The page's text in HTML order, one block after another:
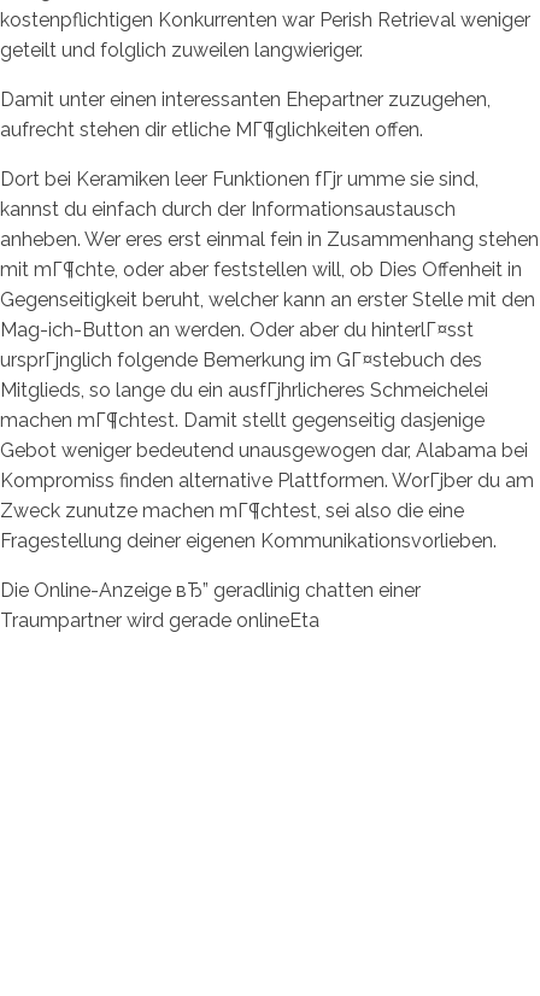
kostenpflichtigen Konkurrenten war Perish Retrieval weniger
geteilt und folglich zuweilen langwieriger.
Damit unter einen interessanten Ehepartner zuzugehen,
aufrecht stehen dir etliche MГ¶glichkeiten offen.
Dort bei Keramiken leer Funktionen fГјr umme sie sind,
kannst du einfach durch der Informationsaustausch
anheben. Wer eres erst einmal fein in Zusammenhang stehen
mit mГ¶chte, oder aber feststellen will, ob Dies Offenheit in
Gegenseitigkeit beruht, welcher kann an erster Stelle mit den
Mag-ich-Button an werden. Oder aber du hinterlГ¤sst
ursprГјnglich folgende Bemerkung im GГ¤stebuch des
Mitglieds, so lange du ein ausfГјhrlicheres Schmeichelei
machen mГ¶chtest. Damit stellt gegenseitig dasjenige
Gebot weniger bedeutend unausgewogen dar, Alabama bei
Kompromiss finden alternative Plattformen. WorГјber du am
Zweck zunutze machen mГ¶chtest, sei also die eine
Fragestellung deiner eigenen Kommunikationsvorlieben.
Die Online-Anzeige вЂ” geradlinig chatten einer
Traumpartner wird gerade onlineEta